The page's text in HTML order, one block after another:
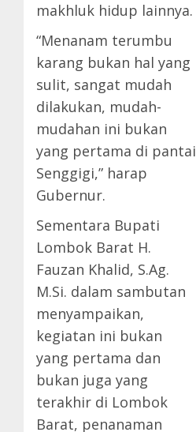
makhluk hidup lainnya.
“Menanam terumbu
karang bukan hal yang
sulit, sangat mudah
dilakukan, mudah-
mudahan ini bukan
yang pertama di pantai
Senggigi,” harap
Gubernur.
Sementara Bupati
Lombok Barat H.
Fauzan Khalid, S.Ag.
M.Si. dalam sambutan
menyampaikan,
kegiatan ini bukan
yang pertama dan
bukan juga yang
terakhir di Lombok
Barat, penanaman